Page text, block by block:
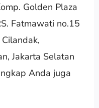
Golden Plaza
Fatmawati no.15
Jakarta Selatan
Anda juga